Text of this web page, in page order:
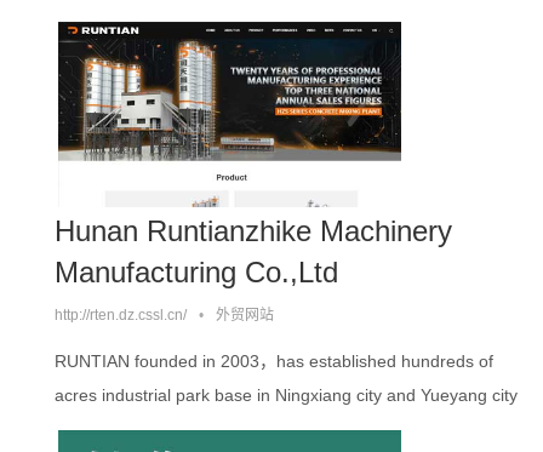
面积超10万平方米。润天智科拥有一支由国内及国外机电专家
组成的研发团队，并成立了混凝土搅拌事业部、沥青混合料搅
拌事业部及砂石装备事业部三大核心部门，拥有100多项实用新
型专利和发明专利。。。。
Hunan Runtianzhike Machinery
Manufacturing Co.,Ltd
http://rten.dz.cssl.cn/ • 外贸网站
RUNTIAN founded in 2003，has established hundreds of
acres industrial park base in Ningxiang city and Yueyang city
Hunan. It has set up a research and development center in